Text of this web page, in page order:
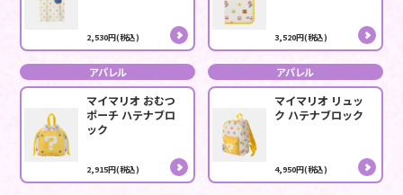
2,530円(税込) 3,520円(税込)
アパレル
マイマリオ おむつ
ポーチ ハテナブロ
ック
2,915円(税込)
アパレル
マイマリオ リュッ
ク ハテナブロック
4,950円(税込)